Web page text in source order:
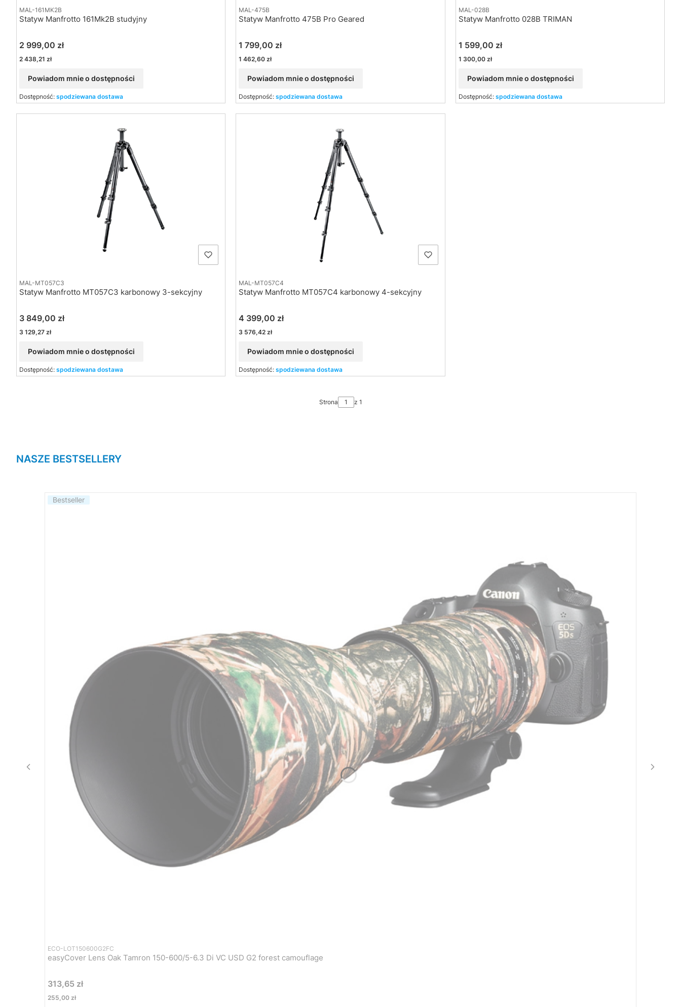
MAL-161MK2B
Statyw Manfrotto 161Mk2B studyjny
Cena
2 999,00 zł
Cena
2 438,21 zł
Powiadom mnie o dostępności
Dostępność: spodziewana dostawa
MAL-475B
Statyw Manfrotto 475B Pro Geared
Cena
1 799,00 zł
Cena
1 462,60 zł
Powiadom mnie o dostępności
Dostępność:spodziewana dostawa
MAL-028B
Statyw Manfrotto 028B TRIMAN
Cena
1 599,00 zł
Cena
1 300,00 zł
Powiadom mnie o dostępności
Dostępność: spodziewana dostawa
MAL-MT057C3
Statyw Manfrotto MT057C3 karbonowy 3-sekcyjny
Cena
3 849,00 zł
Cena
3 129,27 zł
Powiadom mnie o dostępności
Dostępność: spodziewana dostawa
MAL-MT057C4
Statyw Manfrotto MT057C4 karbonowy 4-sekcyjny
Cena
4 399,00 zł
Cena
3 576,42 zł
Powiadom mnie o dostępności
Dostępność:spodziewana dostawa
Strona z 1
NASZE BESTSELLERY
Bestseller
ECO-LOT150600G2FC
easyCover Lens Oak Tamron 150-600/5-6.3 Di VC USD G2 forest camouflage
Cena
313,65 zł
Cena
255,00 zł